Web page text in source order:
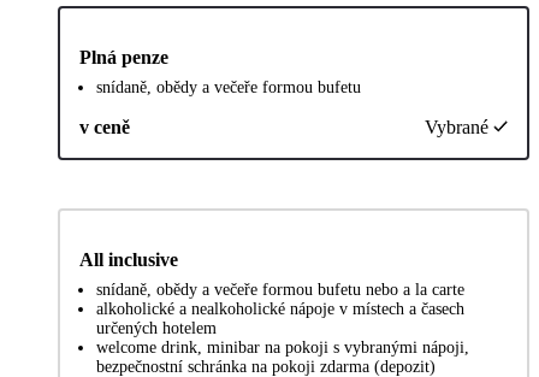
Plná penze
snídaně, obědy a večeře formou bufetu
v ceně Vybrané
All inclusive
snídaně, obědy a večeře formou bufetu nebo a la carte
alkoholické a nealkoholické nápoje v místech a časech
určených hotelem
welcome drink, minibar na pokoji s vybranými nápoji,
bezpečnostní schránka na pokoji zdarma (depozit)